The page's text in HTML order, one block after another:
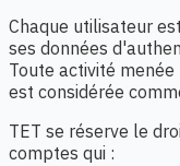
Chaque utilisateur
ses données
Toute activité
est considérée
TET se réserve le
comptes qui :